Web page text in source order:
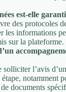
est-elle
des protocoles
les informations
sur la plateforme.
l’avis
étape, notamment
documents